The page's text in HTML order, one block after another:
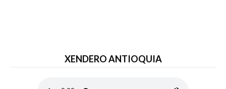
XENDERO ANTIOQUIA